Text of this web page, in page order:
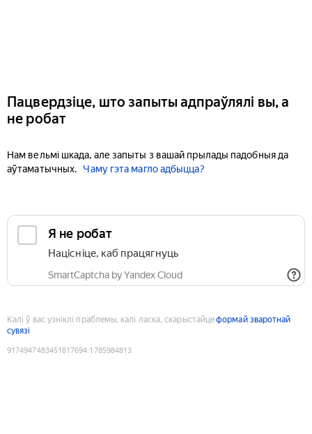
Пацвердзіце, што запыты адпраўлялі вы, а
не робат
Нам вельмі шкада, але запыты з вашай прылады падобныя да
аўтаматычных.
Чаму гэта магло адбыцца?
Я не робат
Націсніце, каб працягнуць
SmartCaptcha by Yandex Cloud
Калі ў вас узніклі праблемы, калі ласка, скарыстайцеформай зваротнай
сувязі
9174947483451817694:1785984813